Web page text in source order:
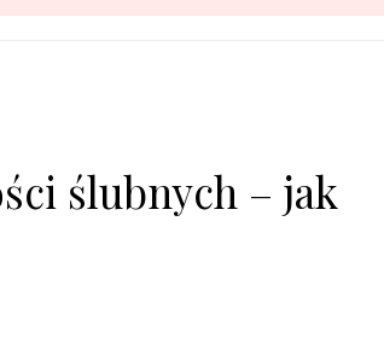
ślubnych – jak